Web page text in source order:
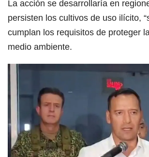
La acción se desarrollaría en
persisten los cultivos de uso ilícito,
cumplan los requisitos de proteger
medio ambiente.